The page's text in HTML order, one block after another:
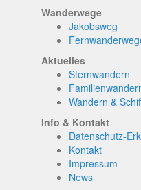
Wanderwege
Jakobsweg
Aktuelles
Sternwandern
Wandern &
Info & Kontakt
Datenschutz-
Kontakt
Impressum
News